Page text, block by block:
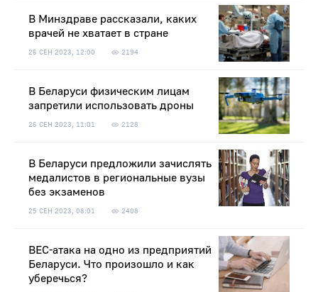
В Минздраве рассказали, каких
врачей не хватает в стране
26 СЕН 2023, 12:00 2194
В Беларуси физическим лицам
запретили использовать дроны
26 СЕН 2023, 11:01 2128
В Беларуси предложили зачислять
медалистов в региональные вузы
без экзаменов
25 СЕН 2023, 08:01 2408
BEC-атака на одно из предприятий
Беларуси. Что произошло и как
уберечься?